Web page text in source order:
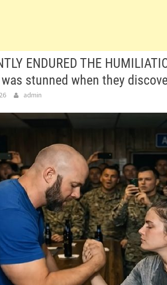
ENDURED THE
stunned when they
admin